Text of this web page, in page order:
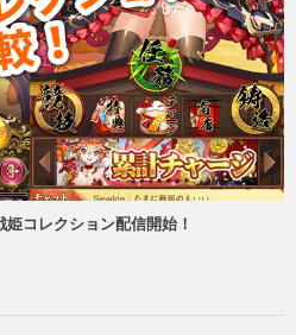
コレクション配信開始！